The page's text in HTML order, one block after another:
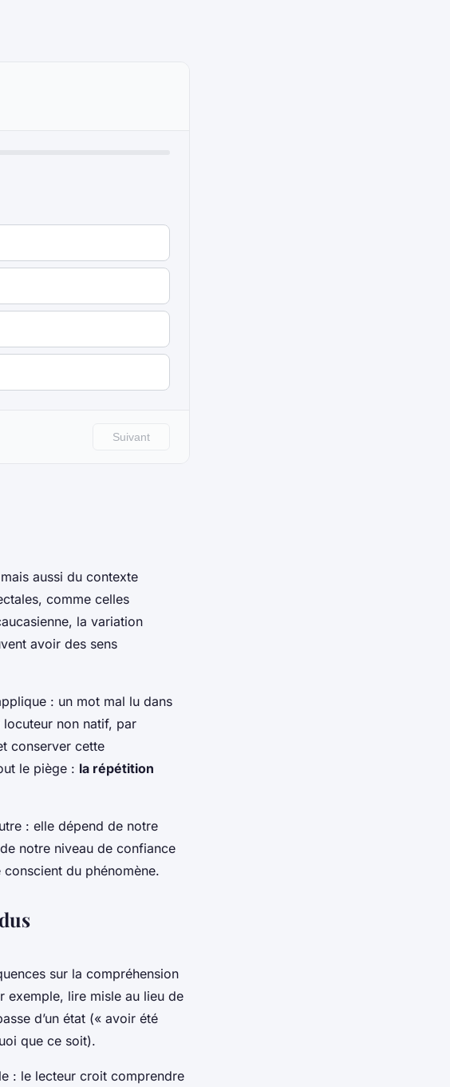
aussi du contexte
comme celles
la variation
avoir des sens
: un mot mal lu dans
non natif, par
conserver cette
le piège : la répétition
: elle dépend de notre
notre niveau de confiance
conscient du phénomène.
sur la compréhension
exemple, lire misle au lieu de
d’un état (« avoir été
que ce soit).
: le lecteur croit comprendre